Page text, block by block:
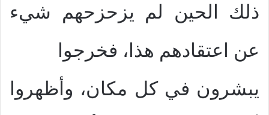
ذلك الحين لم يزحزحهم شيء
عن اعتقادهم هذا، فخرجوا
يبشرون في كل مكان، وأظهروا